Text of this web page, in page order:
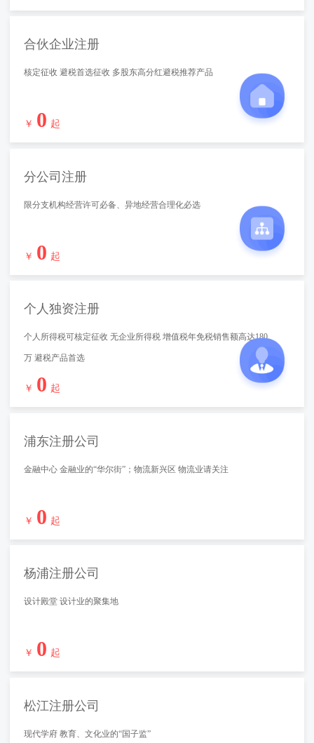
合伙企业注册
核定征收 避税首选征收 多股东高分红避税推荐产品
￥ 0 起
分公司注册
限分支机构经营许可必备、异地经营合理化必选
￥ 0 起
个人独资注册
个人所得税可核定征收 无企业所得税 增值税年免税销售额高达180
万 避税产品首选
￥ 0 起
浦东注册公司
金融中心 金融业的“华尔街”；物流新兴区 物流业请关注
￥ 0 起
杨浦注册公司
设计殿堂 设计业的聚集地
￥ 0 起
松江注册公司
现代学府 教育、文化业的“国子监”